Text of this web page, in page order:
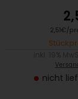
2,51€/
nicht